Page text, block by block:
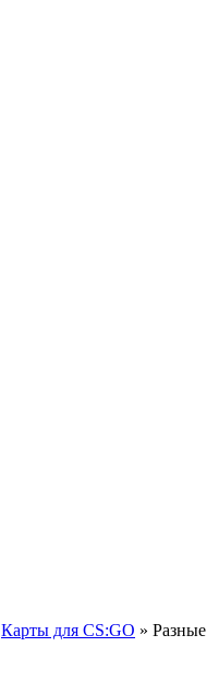
Карты для CS:GO » Разные